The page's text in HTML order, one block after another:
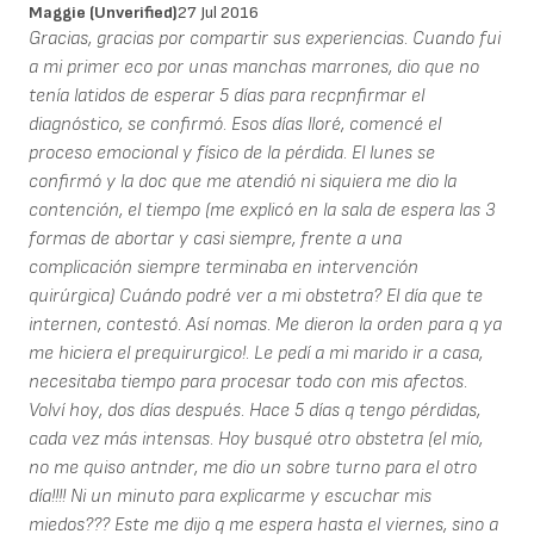
Maggie (unverified)27 Jul 2016
Gracias, gracias por compartir sus experiencias. Cuando fui
a mi primer eco por unas manchas marrones, dio que no
tenía latidos de esperar 5 días para recpnfirmar el
diagnóstico, se confirmó. Esos días lloré, comencé el
proceso emocional y físico de la pérdida. El lunes se
confirmó y la doc que me atendió ni siquiera me dio la
contención, el tiempo (me explicó en la sala de espera las 3
formas de abortar y casi siempre, frente a una
complicación siempre terminaba en intervención
quirúrgica) Cuándo podré ver a mi obstetra? El día que te
internen, contestó. Así nomas. Me dieron la orden para q ya
me hiciera el prequirurgico!. Le pedí a mi marido ir a casa,
necesitaba tiempo para procesar todo con mis afectos.
Volví hoy, dos días después. Hace 5 días q tengo pérdidas,
cada vez más intensas. Hoy busqué otro obstetra (el mío,
no me quiso antnder, me dio un sobre turno para el otro
día!!!! Ni un minuto para explicarme y escuchar mis
miedos??? Este me dijo q me espera hasta el viernes, sino a